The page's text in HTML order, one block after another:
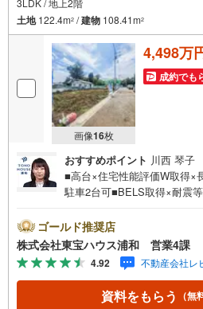
土地122.4m2 /建物 108.41m2
画像16枚
4,498万
成約でも
おすすめポイント 川西 琴子
■高台×住宅性能評価W取得×
駐車2台可■BELS取得×耐震
無休）こちらの時間帯はお電
ズにご案内できますぜひお気
スライフソリューションズ
別提携金利〔一例〕東宝ハウ
全期間引下げプラン⇒住宅
《0.89％》と某信用金庫金
ゴールド推奨店
株式会社東宝ハウス浦和 営業4課
4.92 不動産会社レ
資料をもらう （無